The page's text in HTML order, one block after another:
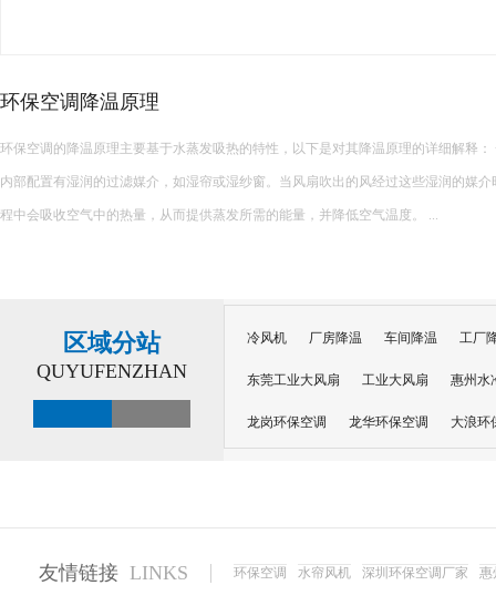
环保空调降温原理
环保空调的降温原理主要基于水蒸发吸热的特性，以下是对其降温原理的详细解释： 一、核心原理 环保空调
内部配置有湿润的过滤媒介，如湿帘或湿纱窗。当风扇吹出的风经过这些湿润的媒
程中会吸收空气中的热量，从而提供蒸发所需的能量，并降低空气温度。 ...
区域分站
QUYUFENZHAN
冷风机 厂房降温 车间降温 工厂
东莞工业大风扇 工业大风扇 惠州水
龙岗环保空调 龙华环保空调 大浪环
友情链接 LINKS 环保空调 水帘风机 深圳环保空调厂家 惠